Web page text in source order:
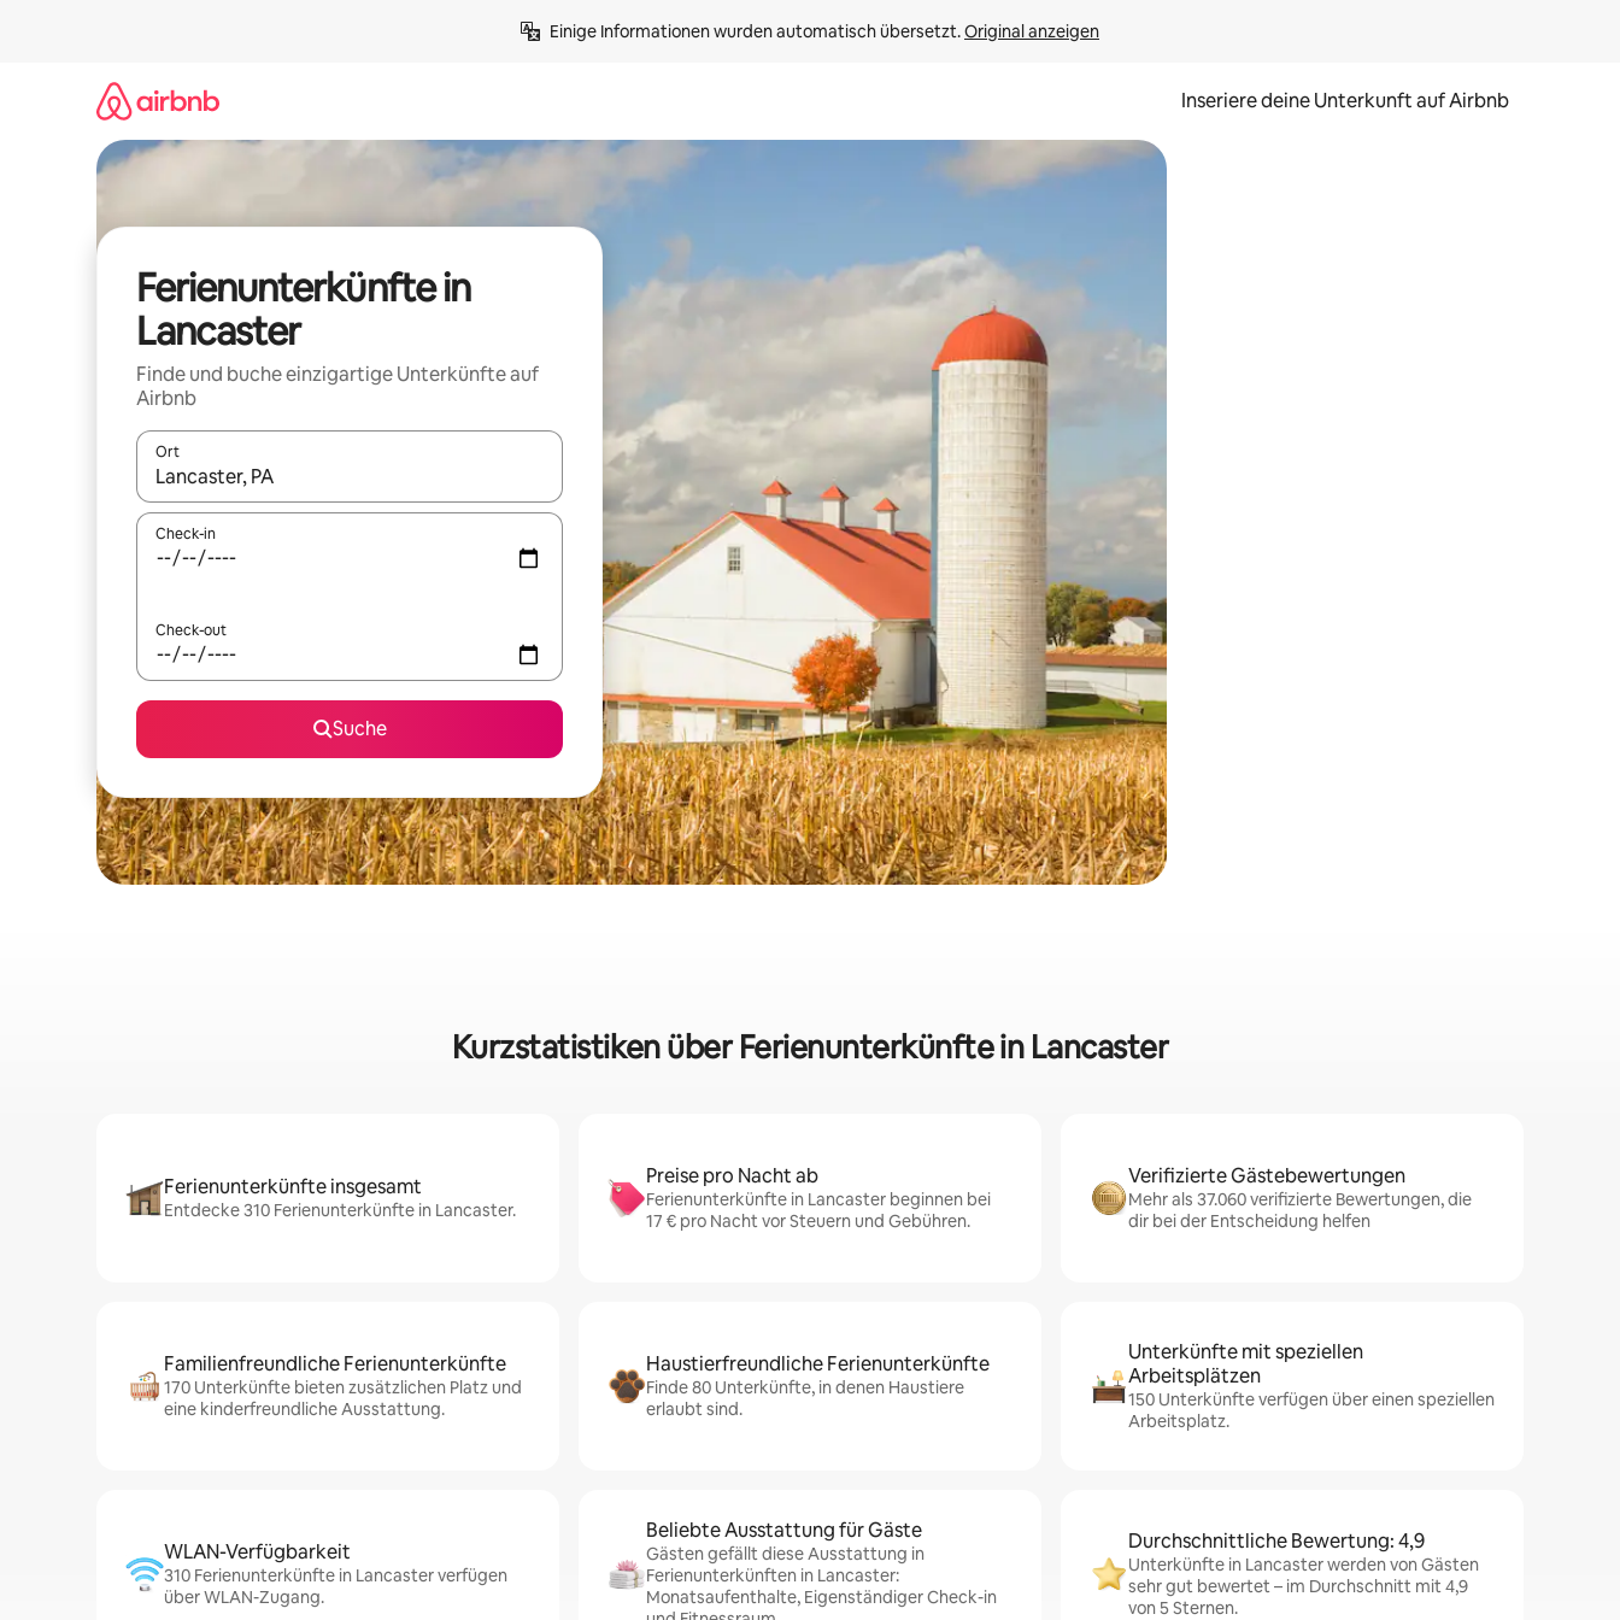
Einige Informationen wurden automatisch übersetzt. Original anzeigen
Inseriere deine Unterkunft auf Airbnb
Ferienunterkünfte in
Lancaster
Finde und buche einzigartige Unterkünfte auf
Airbnb
Ort
Wenn Ergebnisse verfügbar sind, navigiere mit den Pfeiltasten nach oben und unten oder erkunde die Ergebnisse durch Berühren oder Wischgesten.
Check-in
Check-out
Suche
Kurzstatistiken über Ferienunterkünfte in Lancaster
Ferienunterkünfte insgesamt
Entdecke 310 Ferienunterkünfte in Lancaster.
Preise pro Nacht ab
Ferienunterkünfte in Lancaster beginnen bei
17 € pro Nacht vor Steuern und Gebühren.
Verifizierte Gästebewertungen
Mehr als 37.060 verifizierte Bewertungen, die
dir bei der Entscheidung helfen
Familienfreundliche Ferienunterkünfte
170 Unterkünfte bieten zusätzlichen Platz und
eine kinderfreundliche Ausstattung.
Haustierfreundliche Ferienunterkünfte
Finde 80 Unterkünfte, in denen Haustiere
erlaubt sind.
Unterkünfte mit speziellen
Arbeitsplätzen
150 Unterkünfte verfügen über einen speziellen
Arbeitsplatz.
WLAN-Verfügbarkeit
310 Ferienunterkünfte in Lancaster verfügen
über WLAN-Zugang.
Beliebte Ausstattung für Gäste
Gästen gefällt diese Ausstattung in
Ferienunterkünften in Lancaster:
Monatsaufenthalte, Eigenständiger Check-in
Durchschnittliche Bewertung: 4,9
Unterkünfte in Lancaster werden von Gästen
sehr gut bewertet – im Durchschnitt mit 4,9
von 5 Sternen.